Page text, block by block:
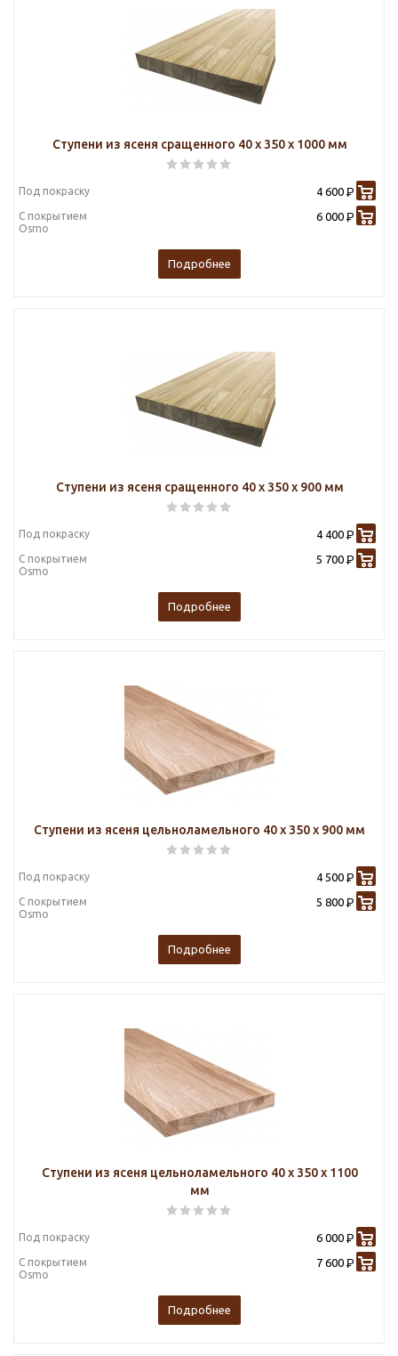
Ступени из ясеня сращенного 40 х 350 х 1000 мм
Под покраску 4 600 Р
С покрытием
Osmo
6 000 Р
Подробнее
Ступени из ясеня сращенного 40 х 350 х 900 мм
Под покраску 4 400 Р
С покрытием
Osmo
5 700 Р
Подробнее
Ступени из ясеня цельноламельного 40 х 350 х 900 мм
Под покраску 4 500 Р
С покрытием
Osmo
5 800 Р
Подробнее
Ступени из ясеня цельноламельного 40 х 350 х 1100
мм
Под покраску 6 000 Р
С покрытием
Osmo
7 600 Р
Подробнее